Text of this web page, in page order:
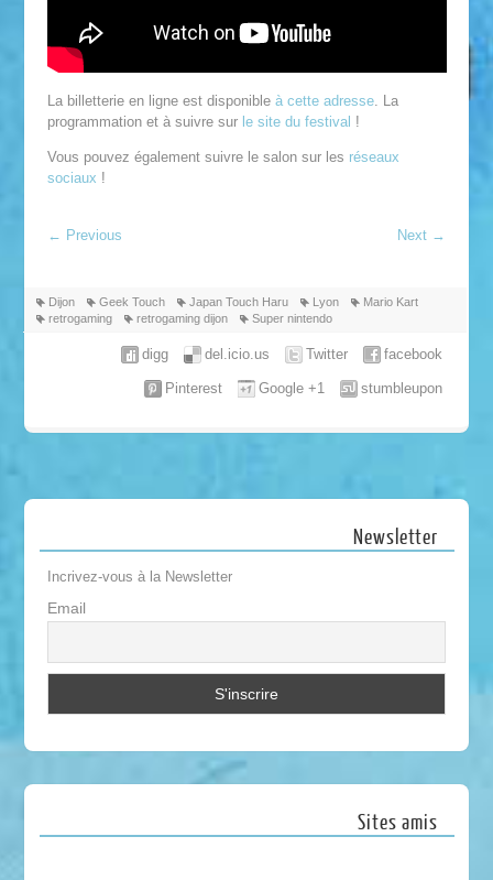
La billetterie en ligne est disponible à cette adresse. La
programmation et à suivre sur le site du festival !
Vous pouvez également suivre le salon sur les réseaux
sociaux !
← Previous Next →
Dijon Geek Touch Japan Touch Haru Lyon
Mario Kart
retrogaming
retrogaming dijon Super nintendo
facebook
Twitter
del.icio.us
digg
stumbleupon
Google +1
Pinterest
Newsletter
Incrivez-vous à la Newsletter
Email
Sites amis